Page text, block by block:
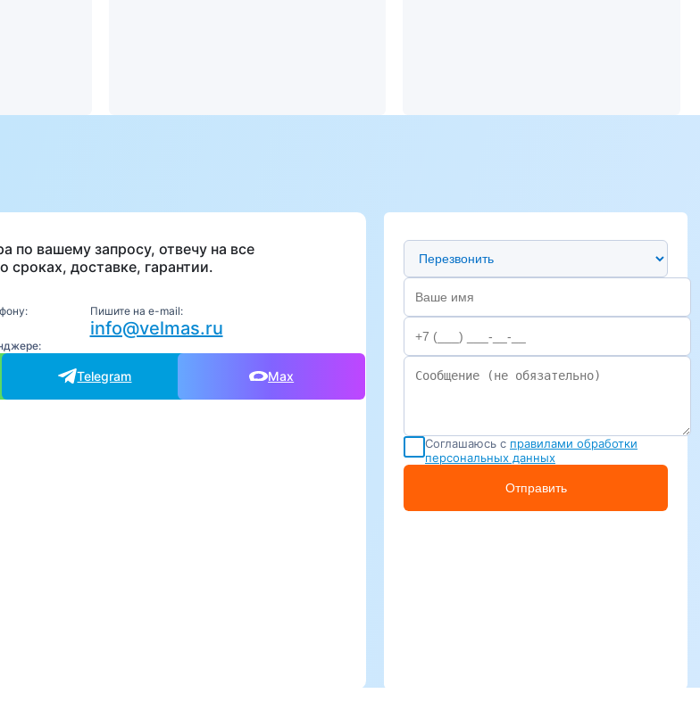
по вашему запросу, отвечу на все
доставке, гарантии.
Пишите на e-mail:
info@velmas.ru
Telegram Max
Предпочтительный способ связи
Соглашаюсь с правилами обработки
персональных данных
Отправить